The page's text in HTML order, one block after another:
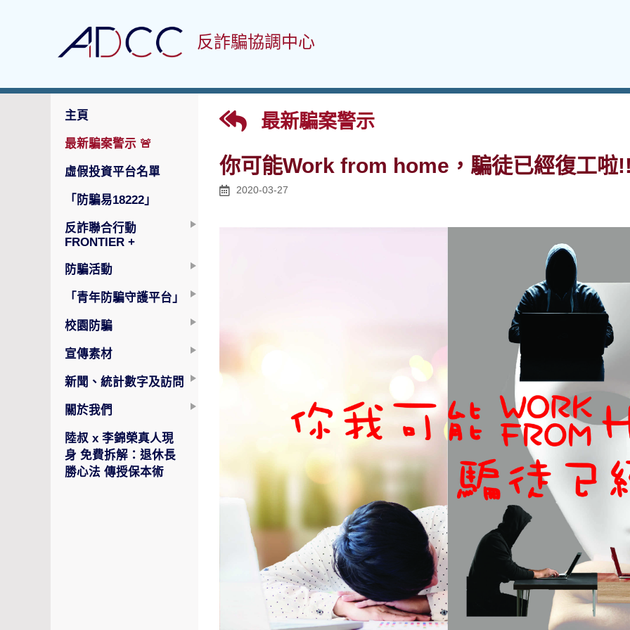
反詐騙協調中心
主頁
最新騙案警示 🚨
虛假投資平台名單
「防騙易18222」
反詐聯合行動
FRONTIER +
防騙活動
「青年防騙守護平台」
校園防騙
宣傳素材
新聞、統計數字及訪問
關於我們
陸叔 x 李錦榮真人現
身 免費拆解：退休長
勝心法 傳授保本術
最新騙案警示
你可能Work from home，騙徒已經復工啦
2020-03-27